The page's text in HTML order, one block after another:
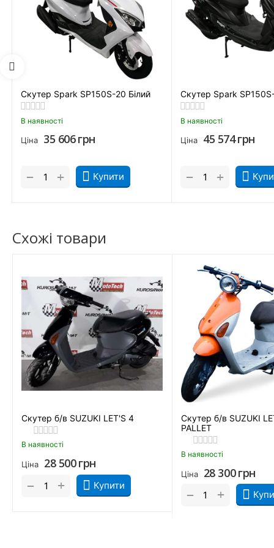
Комбіновану гальмівну систему.
Скутери 150 куб. см. FADA
Скутер Spark SP150S-20 Білий
В наявності
Ціна 35 606грн
Купити
+
−
Скутер Spark
В наявності
Ціна 45 574грн
+
−
Схожі товари
Скутер б/в SUZUKI LET'S 4
В наявності
Ціна 28 500грн
Купити
+
−
Скутер б/в SUZUKI
PALLET
В наявності
Ціна 28 300 грн
+
−